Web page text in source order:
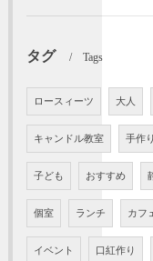
タグ Tags
ロースィーツ 大人
キャンドル教室 手作り
子ども おすすめ
個室 ランチ カフ
イベント 口紅作り